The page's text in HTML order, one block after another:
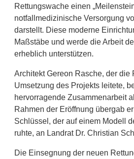
Rettungswache einen
notfallmedizinische Versorgung
darstellt. Diese moderne
Maßstäbe und werde die Arbeit
erheblich unterstützen.
Architekt Gereon Rasche, der die
Umsetzung des Projekts leitete,
hervorragende Zusammenarbeit
Rahmen der Eröffnung übergab
Schlüssel, der auf einem Modell
ruhte, an Landrat Dr. Christian
Die Einsegnung der neuen